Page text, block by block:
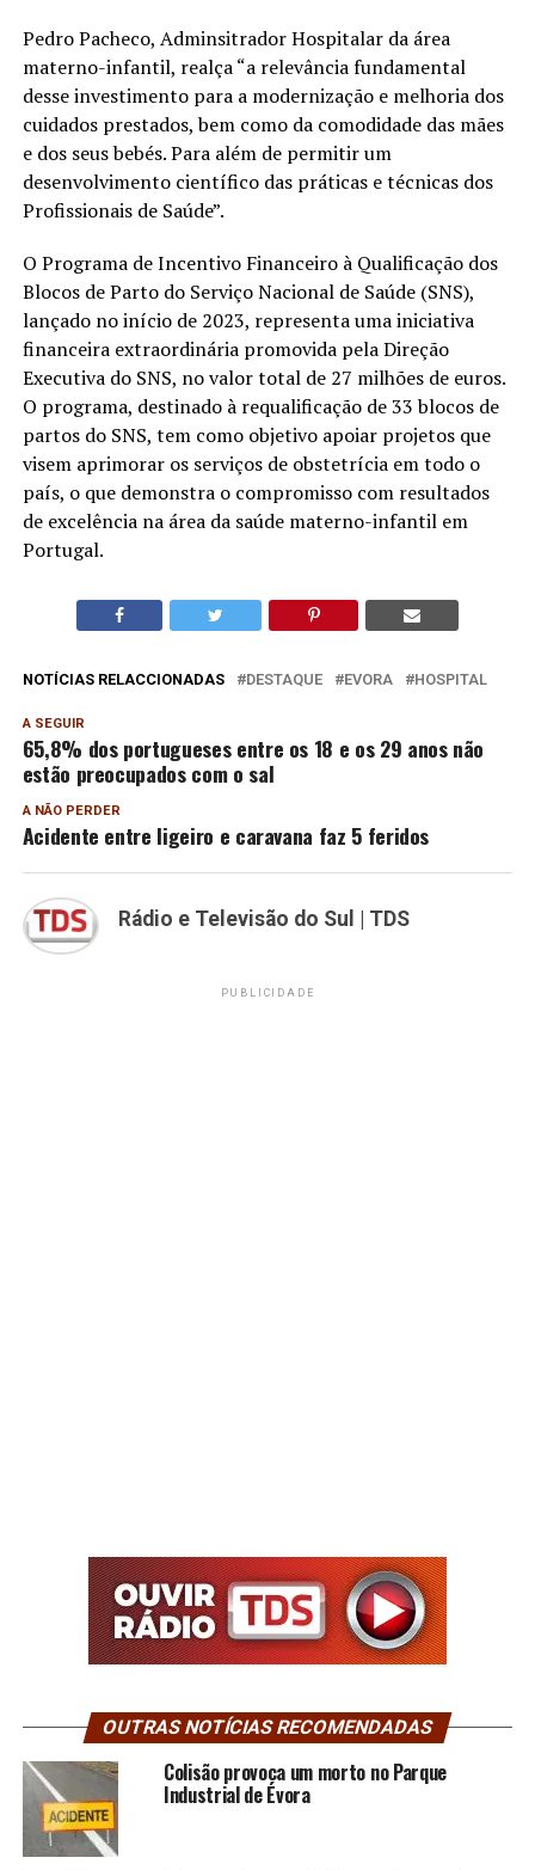
Pedro Pacheco, Adminsitrador Hospitalar da área
materno-infantil, realça “a relevância fundamental
desse investimento para a modernização e melhoria dos
cuidados prestados, bem como da comodidade das mães
e dos seus bebés. Para além de permitir um
desenvolvimento científico das práticas e técnicas dos
Profissionais de Saúde”.
O Programa de Incentivo Financeiro à Qualificação dos
Blocos de Parto do Serviço Nacional de Saúde (SNS),
lançado no início de 2023, representa uma iniciativa
financeira extraordinária promovida pela Direção
Executiva do SNS, no valor total de 27 milhões de euros.
O programa, destinado à requalificação de 33 blocos de
partos do SNS, tem como objetivo apoiar projetos que
visem aprimorar os serviços de obstetrícia em todo o
país, o que demonstra o compromisso com resultados
de excelência na área da saúde materno-infantil em
Portugal.
NOTÍCIAS RELACCIONADAS DESTAQUE EVORA HOSPITAL
A SEGUIR
65,8% dos portugueses entre os 18 e os 29 anos não
estão preocupados com o sal
A NÃO PERDER
Acidente entre ligeiro e caravana faz 5 feridos
Rádio e Televisão do Sul | TDS
PUBLICIDADE
OUTRAS NOTÍCIAS RECOMENDADAS
Colisão provoca um morto no Parque
Industrial de Évora